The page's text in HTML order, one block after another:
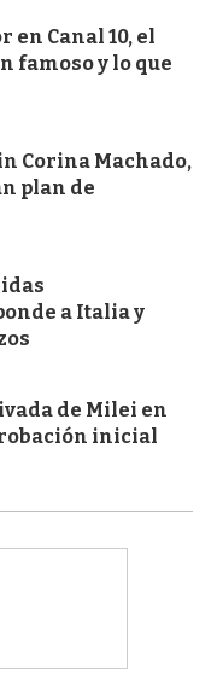
en Canal 10, el
famoso y lo que
Corina Machado,
plan de
a Italia y
de Milei en
inicial